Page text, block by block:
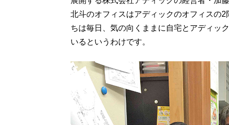
北斗のオフィスはアディックのオフィスの
ちは毎日、気の向くままに自宅とアディッ
いるというわけです。